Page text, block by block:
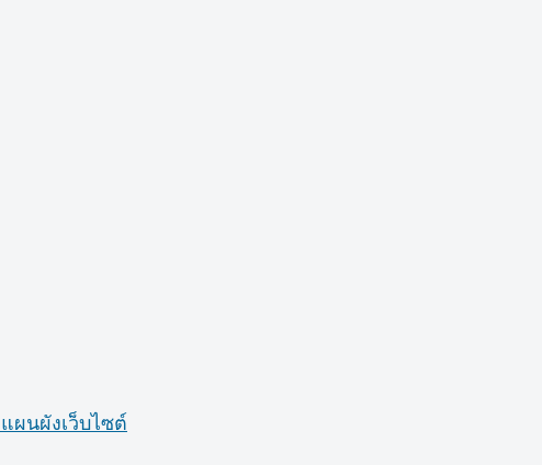
แผนผังเว็บไซต์